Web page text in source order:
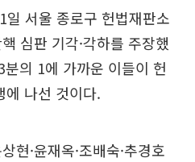
서울 종로구 헌법재판소
심판 기각·각하를 주장했
의 1에 가까운 이들이 헌
에 나선 것이다.
현·윤재옥·조배숙·추경호